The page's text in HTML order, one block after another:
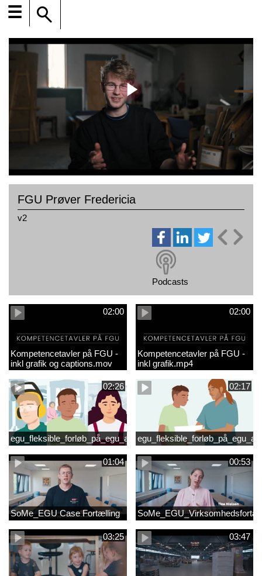
☰
FGU Prøver Fredericia
v2
Podcasts
02:00
Kompetencetavler på FGU -
inkl grafik og captions.mov
02:00
Kompetencetavler på FGU -
inkl grafik.mp4
02:26
egu_fleksible_forløb_på_egu_animationsfilm_2
02:17
01:04
SoMe_EGU Case Fortælling
00:53
03:25 03:47